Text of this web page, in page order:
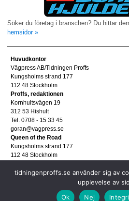
Söker du företag i branschen? Du hittar
hemsidor »
Huvudkontor
Vägpress AB/Tidningen Proffs
Kungsholms strand 177
112 48 Stockholm
Proffs, redaktionen
Kornhultsvägen 19
312 53 Hishult
Tel. 0708 - 15 33 45
goran@vagpress.se
Queen of the Road
Kungsholms strand 177
112 48 Stockholm
Tel. 08 - 653 83 80
Personuppgifter/GDPR
tidningenproffs.se använder sig av
upplevelse av
Ok
Nej